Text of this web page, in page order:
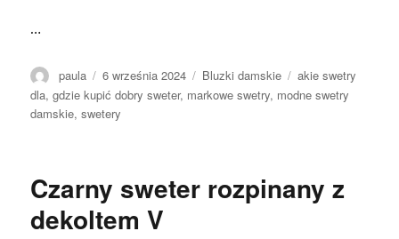
…
Autor
paula Opublikowano
6 września 2024 Kategorie
Bluzki damskie Tagi
akie swetry
dla,gdzie kupić dobry sweter, markowe swetry, modne swetry
damskie,swetery
Czarny sweter rozpinany z
dekoltem V